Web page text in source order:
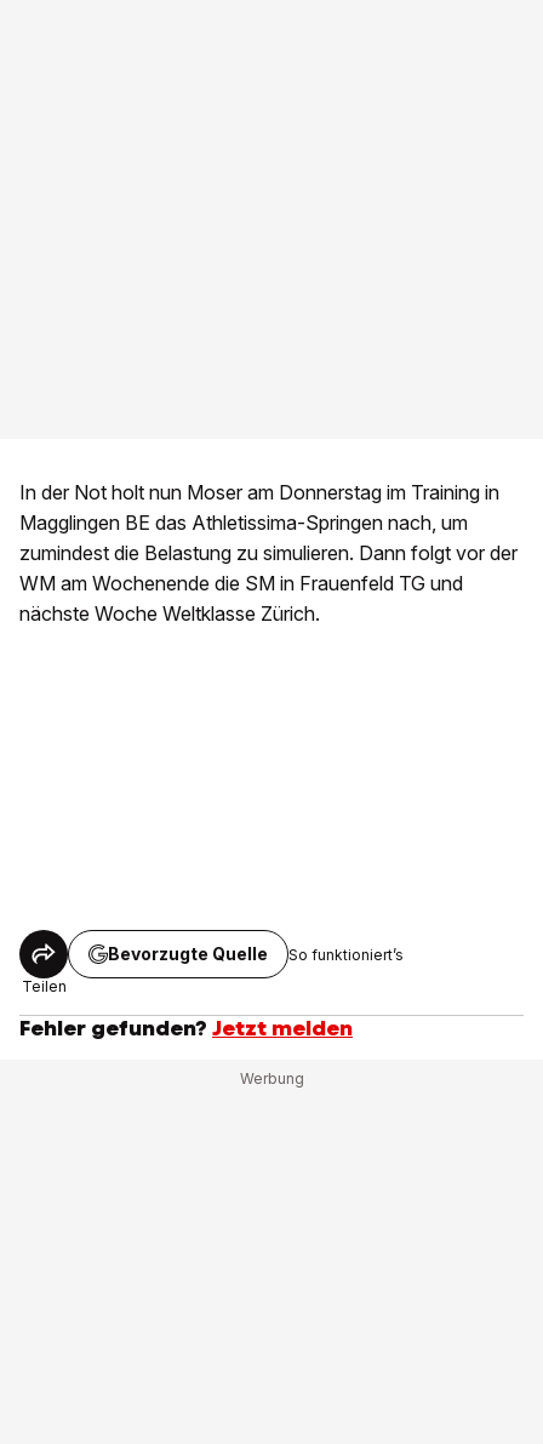
In der Not holt nun Moser am Donnerstag im Training in
Magglingen BE das Athletissima-Springen nach, um
zumindest die Belastung zu simulieren. Dann folgt vor der
WM am Wochenende die SM in Frauenfeld TG und
nächste Woche Weltklasse Zürich.
Teilen
Bevorzugte Quelle So funktioniert’s
Fehler gefunden? Jetzt melden